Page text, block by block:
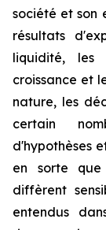
société et son
résultats
liquidité, les
croissance et
nature, les
certain
d'hypothèses
en sorte que
diffèrent
entendus